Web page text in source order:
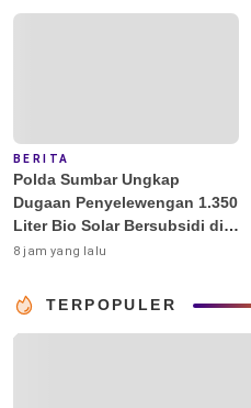
BERITA
Polda Sumbar Ungkap
Dugaan Penyelewengan 1.350
Liter Bio Solar Bersubsidi di
Padang
8 jam yang lalu
TERPOPULER